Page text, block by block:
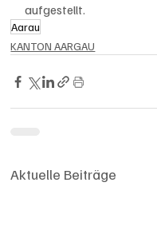
aufgestellt.
Aarau
KANTON AARGAU
Aktuelle Beiträge